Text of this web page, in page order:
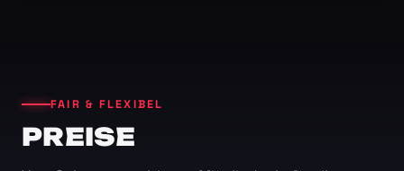
FAIR & FLEXIBEL
PREISE